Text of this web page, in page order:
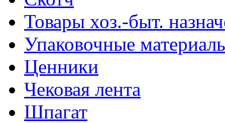
Товары хоз.-быт.
Упаковочные
Ценники
Чековая лента
Шпагат